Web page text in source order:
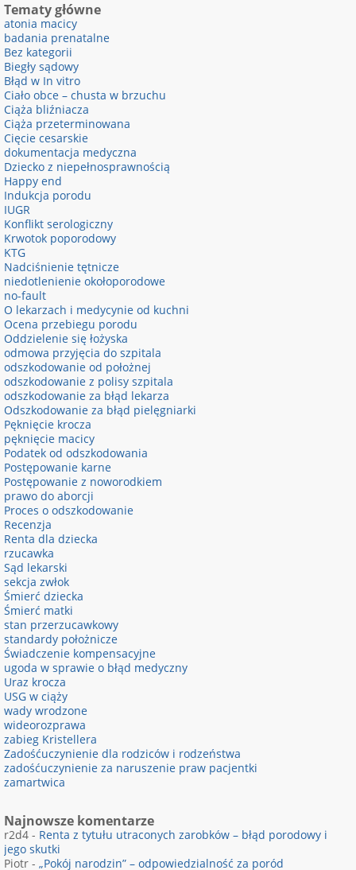
Tematy główne
atonia macicy
badania prenatalne
Bez kategorii
Biegły sądowy
Błąd w In vitro
Ciało obce – chusta w brzuchu
Ciąża bliźniacza
Ciąża przeterminowana
Cięcie cesarskie
dokumentacja medyczna
Dziecko z niepełnosprawnością
Happy end
Indukcja porodu
IUGR
Konflikt serologiczny
Krwotok poporodowy
KTG
Nadciśnienie tętnicze
niedotlenienie okołoporodowe
no-fault
O lekarzach i medycynie od kuchni
Ocena przebiegu porodu
Oddzielenie się łożyska
odmowa przyjęcia do szpitala
odszkodowanie od położnej
odszkodowanie z polisy szpitala
odszkodowanie za błąd lekarza
Odszkodowanie za błąd pielęgniarki
Pęknięcie krocza
pęknięcie macicy
Podatek od odszkodowania
Postępowanie karne
Postępowanie z noworodkiem
prawo do aborcji
Proces o odszkodowanie
Recenzja
Renta dla dziecka
rzucawka
Sąd lekarski
sekcja zwłok
Śmierć dziecka
Śmierć matki
stan przerzucawkowy
standardy położnicze
Świadczenie kompensacyjne
ugoda w sprawie o błąd medyczny
Uraz krocza
USG w ciąży
wady wrodzone
wideorozprawa
zabieg Kristellera
Zadośćuczynienie dla rodziców i rodzeństwa
zadośćuczynienie za naruszenie praw pacjentki
zamartwica
Najnowsze komentarze
r2d4 - Renta z tytułu utraconych zarobków – błąd porodowy i
jego skutki
Piotr - „Pokój narodzin” – odpowiedzialność za poród